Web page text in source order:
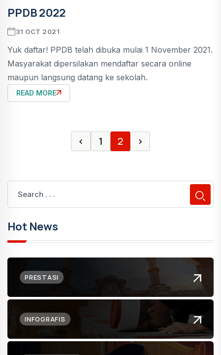
PPDB 2022
31 OCT 2021
Yuk daftar! PPDB telah dibuka mulai 1 November 2021.
Masyarakat dipersilakan mendaftar secara online
maupun langsung datang ke sekolah.
READ MORE
‹ 1 2 ›
Hot News
PRESTASI
INFOGRAFIS